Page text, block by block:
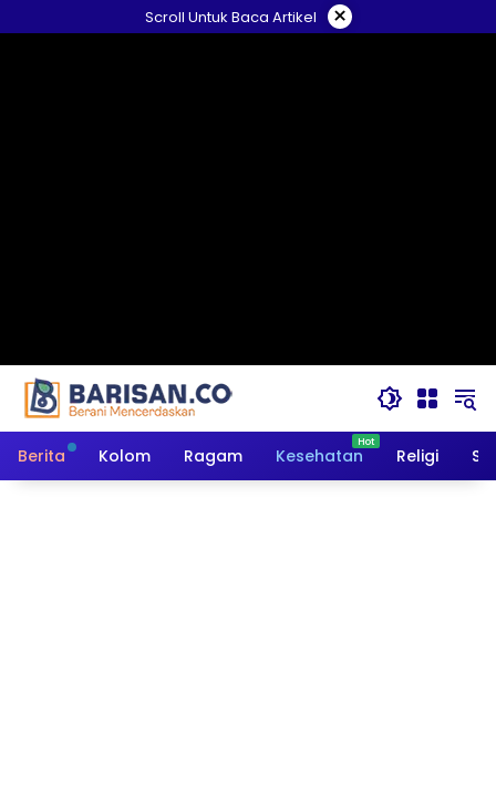
ke
Scroll Untuk Baca Artikel ×
Berita Kolom Ragam Kesehatan Religi